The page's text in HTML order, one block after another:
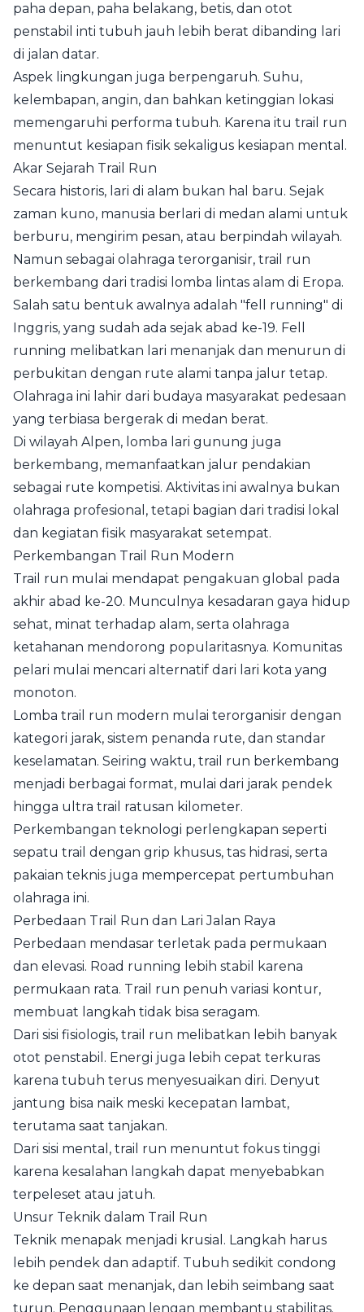
paha depan, paha belakang, betis, dan otot
penstabil inti tubuh jauh lebih berat dibanding lari
di jalan datar.
Aspek lingkungan juga berpengaruh. Suhu,
kelembapan, angin, dan bahkan ketinggian lokasi
memengaruhi performa tubuh. Karena itu trail run
menuntut kesiapan fisik sekaligus kesiapan mental.
Akar Sejarah Trail Run
Secara historis, lari di alam bukan hal baru. Sejak
zaman kuno, manusia berlari di medan alami untuk
berburu, mengirim pesan, atau berpindah wilayah.
Namun sebagai olahraga terorganisir, trail run
berkembang dari tradisi lomba lintas alam di Eropa.
Salah satu bentuk awalnya adalah "fell running" di
Inggris, yang sudah ada sejak abad ke-19. Fell
running melibatkan lari menanjak dan menurun di
perbukitan dengan rute alami tanpa jalur tetap.
Olahraga ini lahir dari budaya masyarakat pedesaan
yang terbiasa bergerak di medan berat.
Di wilayah Alpen, lomba lari gunung juga
berkembang, memanfaatkan jalur pendakian
sebagai rute kompetisi. Aktivitas ini awalnya bukan
olahraga profesional, tetapi bagian dari tradisi lokal
dan kegiatan fisik masyarakat setempat.
Perkembangan Trail Run Modern
Trail run mulai mendapat pengakuan global pada
akhir abad ke-20. Munculnya kesadaran gaya hidup
sehat, minat terhadap alam, serta olahraga
ketahanan mendorong popularitasnya. Komunitas
pelari mulai mencari alternatif dari lari kota yang
monoton.
Lomba trail run modern mulai terorganisir dengan
kategori jarak, sistem penanda rute, dan standar
keselamatan. Seiring waktu, trail run berkembang
menjadi berbagai format, mulai dari jarak pendek
hingga ultra trail ratusan kilometer.
Perkembangan teknologi perlengkapan seperti
sepatu trail dengan grip khusus, tas hidrasi, serta
pakaian teknis juga mempercepat pertumbuhan
olahraga ini.
Perbedaan Trail Run dan Lari Jalan Raya
Perbedaan mendasar terletak pada permukaan
dan elevasi. Road running lebih stabil karena
permukaan rata. Trail run penuh variasi kontur,
membuat langkah tidak bisa seragam.
Dari sisi fisiologis, trail run melibatkan lebih banyak
otot penstabil. Energi juga lebih cepat terkuras
karena tubuh terus menyesuaikan diri. Denyut
jantung bisa naik meski kecepatan lambat,
terutama saat tanjakan.
Dari sisi mental, trail run menuntut fokus tinggi
karena kesalahan langkah dapat menyebabkan
terpeleset atau jatuh.
Unsur Teknik dalam Trail Run
Teknik menapak menjadi krusial. Langkah harus
lebih pendek dan adaptif. Tubuh sedikit condong
ke depan saat menanjak, dan lebih seimbang saat
turun. Penggunaan lengan membantu stabilitas.